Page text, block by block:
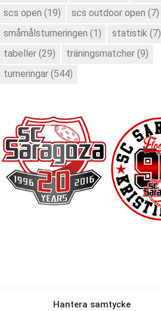
Hantera samtycke
scs open (19) scs outdoor open (7)
småmålsturneringen (1) statistik (7)
tabeller (29) träningsmatcher (9)
turneringar (544)